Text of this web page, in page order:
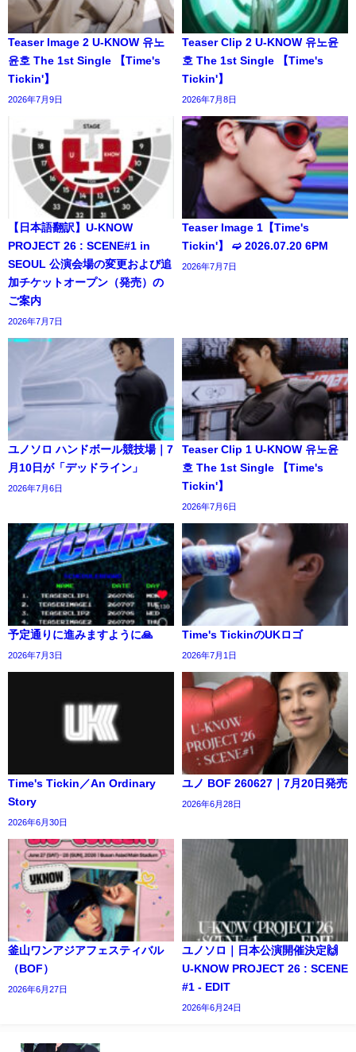
Teaser Image 2 U-KNOW 유노
윤호 The 1st Single 【Time's
Tickin'】
2026年7月9日
Teaser Clip 2 U-KNOW 유노윤
호 The 1st Single 【Time's
Tickin'】
2026年7月8日
【日本語翻訳】U-KNOW
PROJECT 26 : SCENE#1 in
SEOUL 公演会場の変更および追
加チケットオープン（発売）の
ご案内
2026年7月7日
Teaser Image 1【Time's
Tickin'】 ➫ 2026.07.20 6PM
2026年7月7日
ユノソロ ハンドボール競技場｜7
月10日が「デッドライン」
2026年7月6日
Teaser Clip 1 U-KNOW 유노윤
호 The 1st Single 【Time's
Tickin'】
2026年7月6日
予定通りに進みますように🙏
2026年7月3日
Time's TickinのUKロゴ
2026年7月1日
Time's Tickin／An Ordinary
Story
2026年6月30日
ユノ BOF 260627｜7月20日発売
2026年6月28日
釜山ワンアジアフェスティバル
（BOF）
2026年6月27日
ユノソロ｜日本公演開催決定🙌
U-KNOW PROJECT 26 : SCENE
#1 - EDIT
2026年6月24日